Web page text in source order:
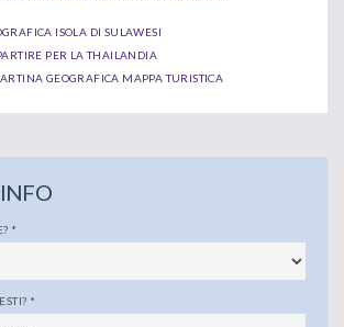
ISOLA DI SULAWESI
PER LA THAILANDIA
GEOGRAFICA MAPPA TURISTICA
*
*